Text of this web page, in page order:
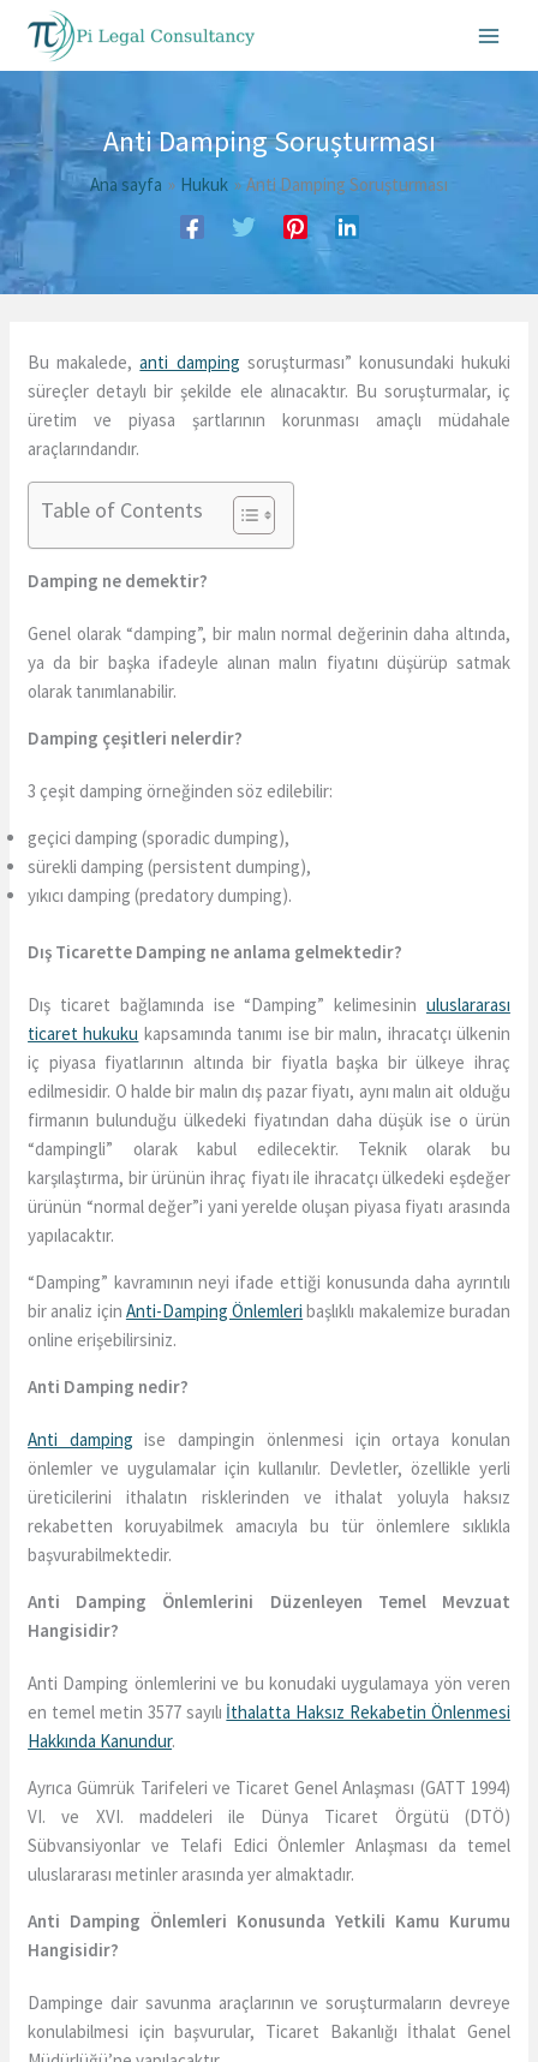
Anti Damping Soruşturması
Ana sayfa Hukuk Anti Damping Soruşturması
Bu makalede,anti damping soruşturması” konusundaki hukuki
süreçler detaylı bir şekilde ele alınacaktır. Bu soruşturmalar, iç
üretim ve piyasa şartlarının korunması amaçlı müdahale
araçlarındandır.
Table of Contents
Damping ne demektir?
Genel olarak “damping”, bir malın normal değerinin daha altında,
ya da bir başka ifadeyle alınan malın fiyatını düşürüp satmak
olarak tanımlanabilir.
Damping çeşitleri nelerdir?
3 çeşit damping örneğinden söz edilebilir:
geçici damping (sporadic dumping),
sürekli damping (persistent dumping),
yıkıcı damping (predatory dumping).
Dış Ticarette Damping ne anlama gelmektedir?
Dış ticaret bağlamında ise “Damping” kelimesinin uluslararası
ticaret hukuku kapsamında tanımı ise bir malın, ihracatçı ülkenin
iç piyasa fiyatlarının altında bir fiyatla başka bir ülkeye ihraç
edilmesidir. O halde bir malın dış pazar fiyatı, aynı malın ait olduğu
firmanın bulunduğu ülkedeki fiyatından daha düşük ise o ürün
“dampingli” olarak kabul edilecektir. Teknik olarak bu
karşılaştırma, bir ürünün ihraç fiyatı ile ihracatçı ülkedeki eşdeğer
ürünün “normal değer”i yani yerelde oluşan piyasa fiyatı arasında
yapılacaktır.
“Damping” kavramının neyi ifade ettiği konusunda daha ayrıntılı
bir analiz için Anti-Damping Önlemleri başlıklı makalemize buradan
online erişebilirsiniz.
Anti Damping nedir?
Anti damping ise dampingin önlenmesi için ortaya konulan
önlemler ve uygulamalar için kullanılır. Devletler, özellikle yerli
üreticilerini ithalatın risklerinden ve ithalat yoluyla haksız
rekabetten koruyabilmek amacıyla bu tür önlemlere sıklıkla
başvurabilmektedir.
Anti Damping Önlemlerini Düzenleyen Temel Mevzuat
Hangisidir?
Anti Damping önlemlerini ve bu konudaki uygulamaya yön veren
en temel metin 3577 sayılı İthalatta Haksız Rekabetin Önlenmesi
Hakkında Kanundur.
Ayrıca Gümrük Tarifeleri ve Ticaret Genel Anlaşması (GATT 1994)
VI. ve XVI. maddeleri ile Dünya Ticaret Örgütü (DTÖ)
Sübvansiyonlar ve Telafi Edici Önlemler Anlaşması da temel
uluslararası metinler arasında yer almaktadır.
Anti Damping Önlemleri Konusunda Yetkili Kamu Kurumu
Hangisidir?
Dampinge dair savunma araçlarının ve soruşturmaların devreye
konulabilmesi için başvurular, Ticaret Bakanlığı İthalat Genel